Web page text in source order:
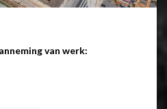
van werk: